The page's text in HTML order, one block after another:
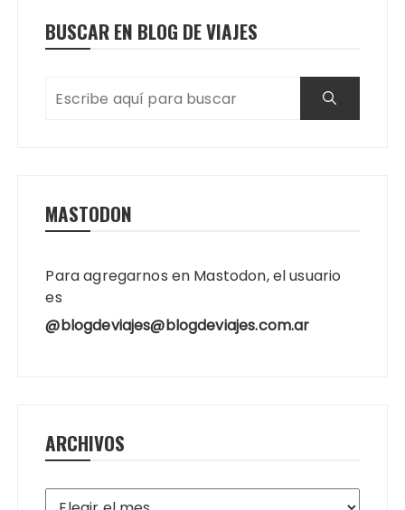
BUSCAR EN BLOG DE VIAJES
MASTODON
Para agregarnos en Mastodon, el usuario
es
@blogdeviajes@blogdeviajes.com.ar
ARCHIVOS
Archivos